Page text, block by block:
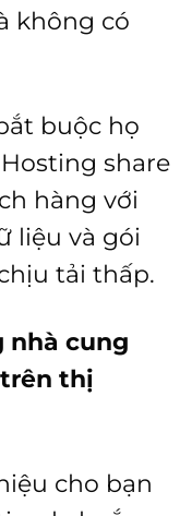
không có
buộc họ
share
hàng với
liệu và gói
tải thấp.
nhà cung
thị
cho bạn